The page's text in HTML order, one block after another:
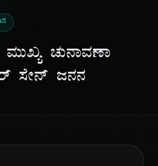
ಚುನಾವಣಾ
ಸೇನ್ ಜನನ